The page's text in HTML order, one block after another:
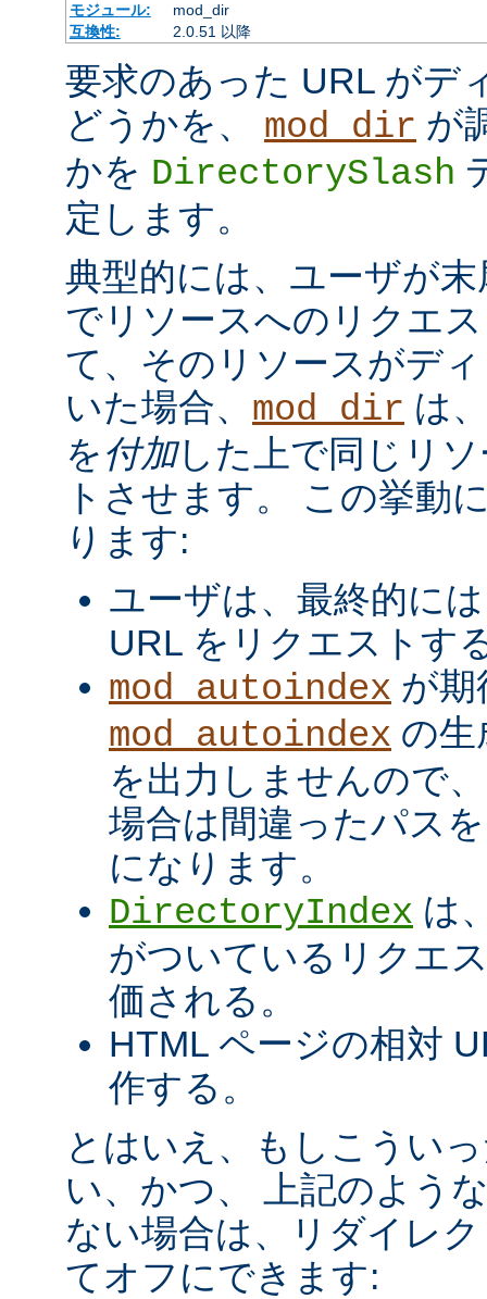
モジュール:
mod_dir
互換性:
2.0.51 以降
要求のあった URL がデ
どうかを、 mod_dir が
かを DirectorySlash
定します。
典型的には、ユーザが
でリソースへのリクエ
て、そのリソースがデ
いた場合、 mod_dir は
を付加した上で同じリ
トさせます。 この挙動
ります:
ユーザは、最終的に
URL をリクエストす
mod_autoindex が期
mod_autoindex の生
を出力しませんので
場合は間違ったパス
になります。
DirectoryIndex は
がついているリクエ
価される。
HTML ページの相対
作する。
とはいえ、もしこうい
い、かつ、 上記のよう
ない場合は、リダイレ
てオフにできます: